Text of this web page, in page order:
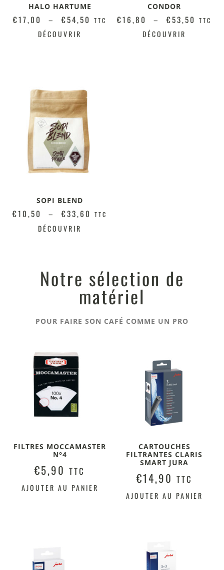
HALO HARTUME
€17,00 – €54,50 TTC
DÉCOUVRIR
CONDOR
€16,80 – €53,50 TTC
DÉCOUVRIR
SOPI BLEND
€10,50 – €33,60 TTC
DÉCOUVRIR
Notre sélection de
matériel
POUR FAIRE SON CAFÉ COMME UN PRO
FILTRES MOCCAMASTER
N°4
€5,90 TTC
AJOUTER AU PANIER
CARTOUCHES
FILTRANTES CLARIS
SMART JURA
€14,90 TTC
AJOUTER AU PANIER